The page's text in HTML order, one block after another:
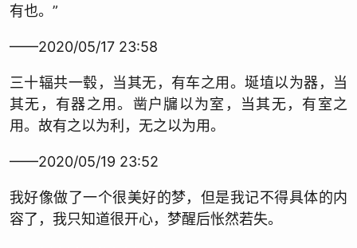
有也。”
——2020/05/17 23:58
三十辐共一毂，当其无，有车之用。埏埴以为器，当
其无，有器之用。凿户牖以为室，当其无，有室之
用。故有之以为利，无之以为用。
——2020/05/19 23:52
我好像做了一个很美好的梦，但是我记不得具体的内
容了，我只知道很开心，梦醒后怅然若失。